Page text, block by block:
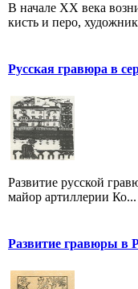
В начале XX века
кисть и перо,
Русская гравюра в
Развитие русской
майор артиллерии Ко...
Развитие гравюры в